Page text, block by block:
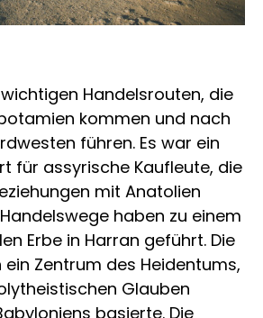
Handelsrouten, die
kommen und nach
führen. Es war ein
für assyrische Kaufleute, die
mit Anatolien
haben zu einem
Erbe in Harran geführt. Die
Zentrum des Heidentums,
Glauben
basierte. Die